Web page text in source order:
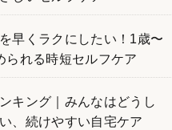
早くラクにしたい！1歳〜
られる時短セルフケア
キング｜みんなはどうし
、続けやすい自宅ケア